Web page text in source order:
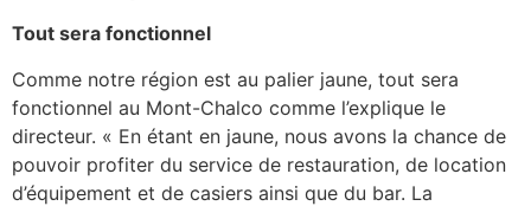
Tout sera fonctionnel
Comme notre région est au palier jaune, tout sera
fonctionnel au Mont-Chalco comme l’explique le
directeur. « En étant en jaune, nous avons la chance de
pouvoir profiter du service de restauration, de location
d’équipement et de casiers ainsi que du bar. La